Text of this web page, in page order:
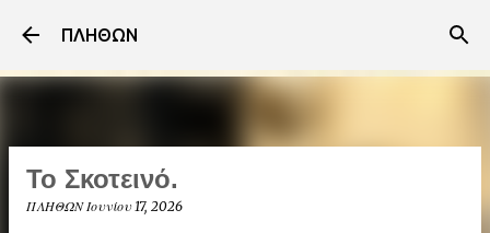
Μετάβαση στο κύριο περιεχόμενο
ΠΛΗΘΩΝ
Το Σκοτεινό.
ΠΛΗΘΩΝ Ιουνίου 17, 2026